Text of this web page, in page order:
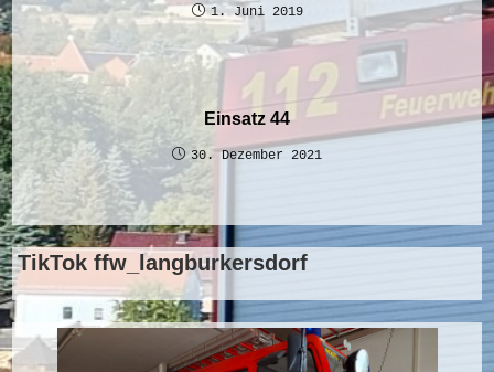
1. Juni 2019
Einsatz 44
30. Dezember 2021
TikTok ffw_langburkersdorf